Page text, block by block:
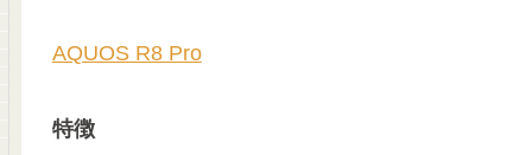
AQUOS R8 Pro
特徴